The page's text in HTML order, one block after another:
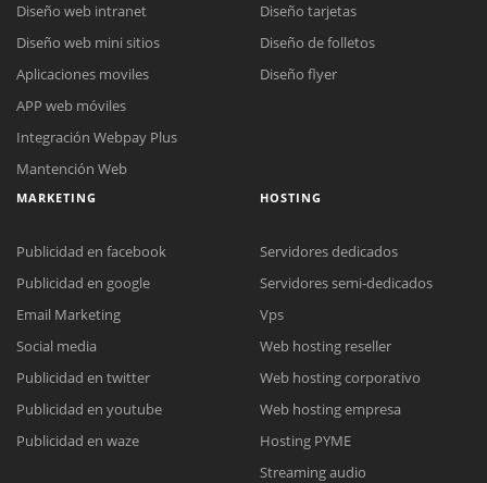
Reunión online
Nuestros ejecutivos le enviarán un correo electrónico con el enlace a
Meet para la reunión online.
Cotización
Todos nuestros ejecutivos están fuera de línea. Complete el formulario
Diseño web intranet
Diseño web mini sitios
Aplicaciones moviles
APP web móviles
Integración Webpay Plus
Mantención Web
Diseño tarjetas
Diseño de folletos
Diseño flyer
MARKETING
Publicidad en facebook
Publicidad en google
Email Marketing
Social media
Publicidad en twitter
Publicidad en youtube
Publicidad en waze
HOSTING
Servidores dedicados
Servidores semi-dedicados
Vps
Web hosting reseller
Web hosting corporativo
Web hosting empresa
Hosting PYME
Streaming audio